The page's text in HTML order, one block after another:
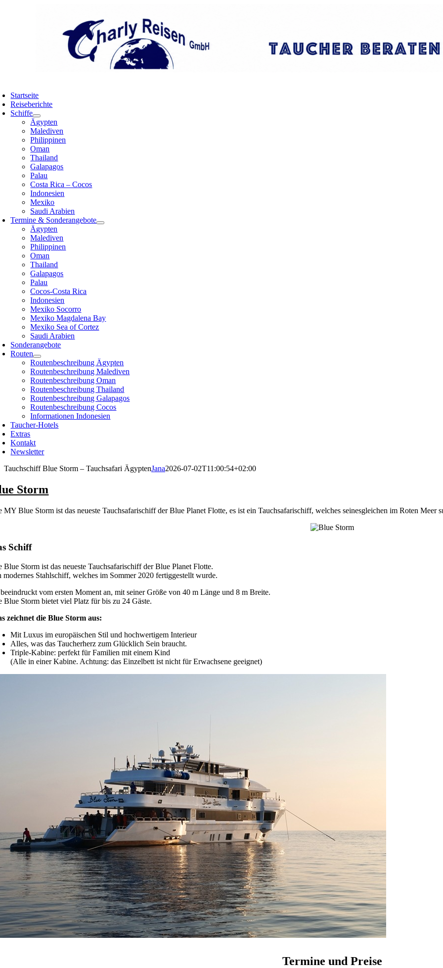
Startseite
Reiseberichte
Schiffe
Ägypten
Malediven
Philippinen
Oman
Thailand
Galapagos
Palau
Costa Rica – Cocos
Indonesien
Mexiko
Saudi Arabien
Termine & Sonderangebote
Ägypten
Malediven
Philippinen
Oman
Thailand
Galapagos
Palau
Cocos-Costa Rica
Indonesien
Mexiko Socorro
Mexiko Magdalena Bay
Mexiko Sea of Cortez
Saudi Arabien
Sonderangebote
Routen
Routenbeschreibung Ägypten
Routenbeschreibung Malediven
Routenbeschreibung Oman
Routenbeschreibung Thailand
Routenbeschreibung Galapagos
Routenbeschreibung Cocos
Informationen Indonesien
Taucher-Hotels
Extras
Kontakt
Newsletter
Tauchschiff Blue Storm – Tauchsafari ÄgyptenJana2026-07-02T11:00:54+02:00
Storm
MY Blue Storm ist das neueste Tauchsafarischiff der Blue Planet Flotte, es ist ein Tauchsafarischiff, welches seinesgleichen im Roten Meer
Schiff
Blue Storm ist das neueste Tauchsafarischiff der Blue Planet Flotte.
modernes Stahlschiff, welches im Sommer 2020 fertiggestellt wurde.
vom ersten Moment an, mit seiner Größe von 40 m Länge und 8 m Breite.
Blue Storm bietet viel Platz für bis zu 24 Gäste.
zeichnet die Blue Storm aus:
Mit Luxus im europäischen Stil und hochwertigem Interieur
Alles, was das Taucherherz zum Glücklich Sein braucht.
Triple-Kabine: perfekt für Familien mit einem Kind
(Alle in einer Kabine. Achtung: das Einzelbett ist nicht für Erwachsene geeignet)
Termine und Preise